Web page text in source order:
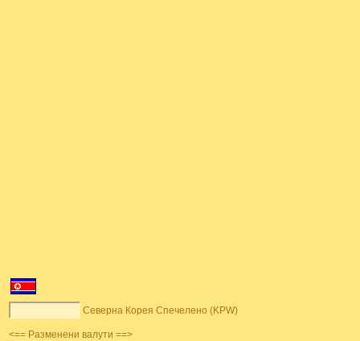
Северна Корея Спечелено (KPW)
<== Разменени валути ==>